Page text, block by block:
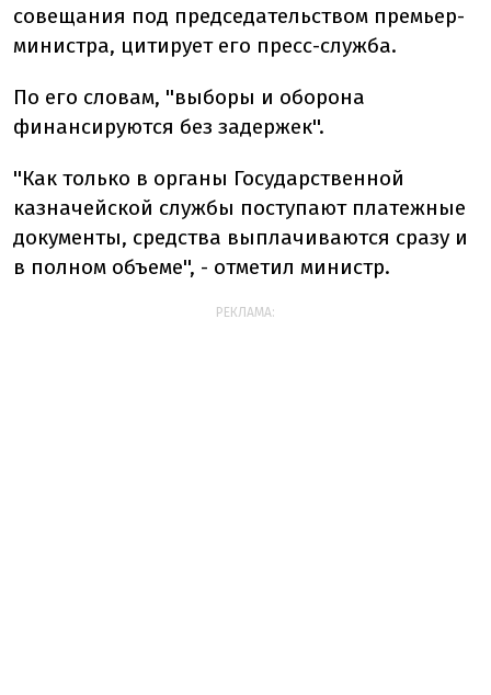
совещания под председательством премьер-
министра, цитирует его пресс-служба.
По его словам, ''выборы и оборона
финансируются без задержек''.
''Как только в органы Государственной
казначейской службы поступают платежные
документы, средства выплачиваются сразу и
в полном объеме'', - отметил министр.
РЕКЛАМА: